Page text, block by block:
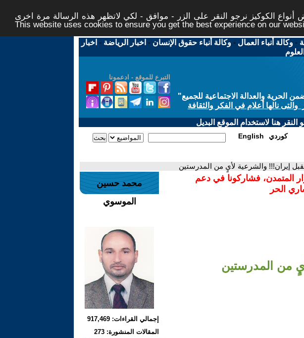
الكوكيز نرجو النقر على الزر - موافق - لكي لاتظهر هذه الرسالة مرة اخرى -
This website uses cookies to ensure you get the best experience on our
-وكالة أنباء العمال -وكالة أنباء حقوق الإنسان - اخبار الرياضة - اخبار
التبرع للموقع - ادعمونا
والعدالة الاجتماعية للجميع"
نالها أعلام في الفكر والثقافة
هنا لاستخدام الموقع البديل
English كوردي
إيران!!! والشرعية لأيٍ من المدرستين
المتمدن، فشاركونا في دعم
الحر
من المدرستين
محمد حسين
الموسوي
إجمالي القراءات: 917,469
المقالات المنشورة: 273